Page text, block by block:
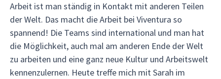
Arbeit ist man ständig in Kontakt mit anderen Teilen
der Welt. Das macht die Arbeit bei Viventura so
spannend! Die Teams sind international und man hat
die Möglichkeit, auch mal am anderen Ende der Welt
zu arbeiten und eine ganz neue Kultur und Arbeitswelt
kennenzulernen. Heute treffe mich mit Sarah im